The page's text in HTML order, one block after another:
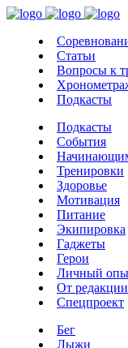
Статьи
Вопросы к
Подкасты
Подкасты
События
Тренировки
Здоровье
Мотивация
Питание
Экипировка
Гаджеты
Герои
Личный
От редакции
Спецпроект
Бег
Лыжи